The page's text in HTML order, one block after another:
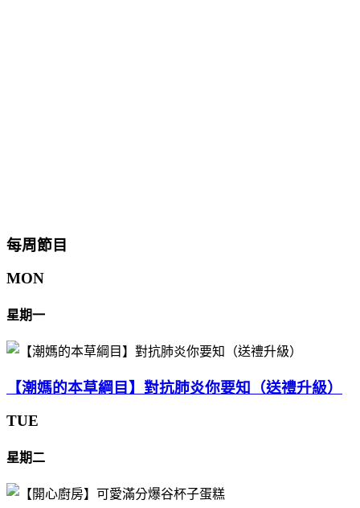
每周節目
MON
星期一
【潮媽的本草綱目】對抗肺炎你要知（送禮升級）
TUE
星期二